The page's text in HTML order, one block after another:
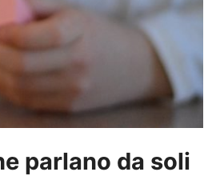
parlano da soli